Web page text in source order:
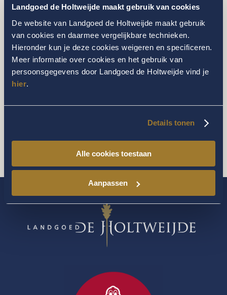
Landgoed de Holtweijde maakt gebruik van cookies
De website van Landgoed de Holtweijde maakt gebruik
van cookies en daarmee vergelijkbare technieken.
Hieronder kun je deze cookies weigeren en specificeren.
Meer informatie over cookies en het gebruik van
persoonsgegevens door Landgoed de Holtweijde vind je
hier.
Details tonen
Alle cookies toestaan
Aanpassen
OP DE HOOGTE BLIJVEN VAN
HET LAATSTE NIEUWS?
het laatste nieuws!